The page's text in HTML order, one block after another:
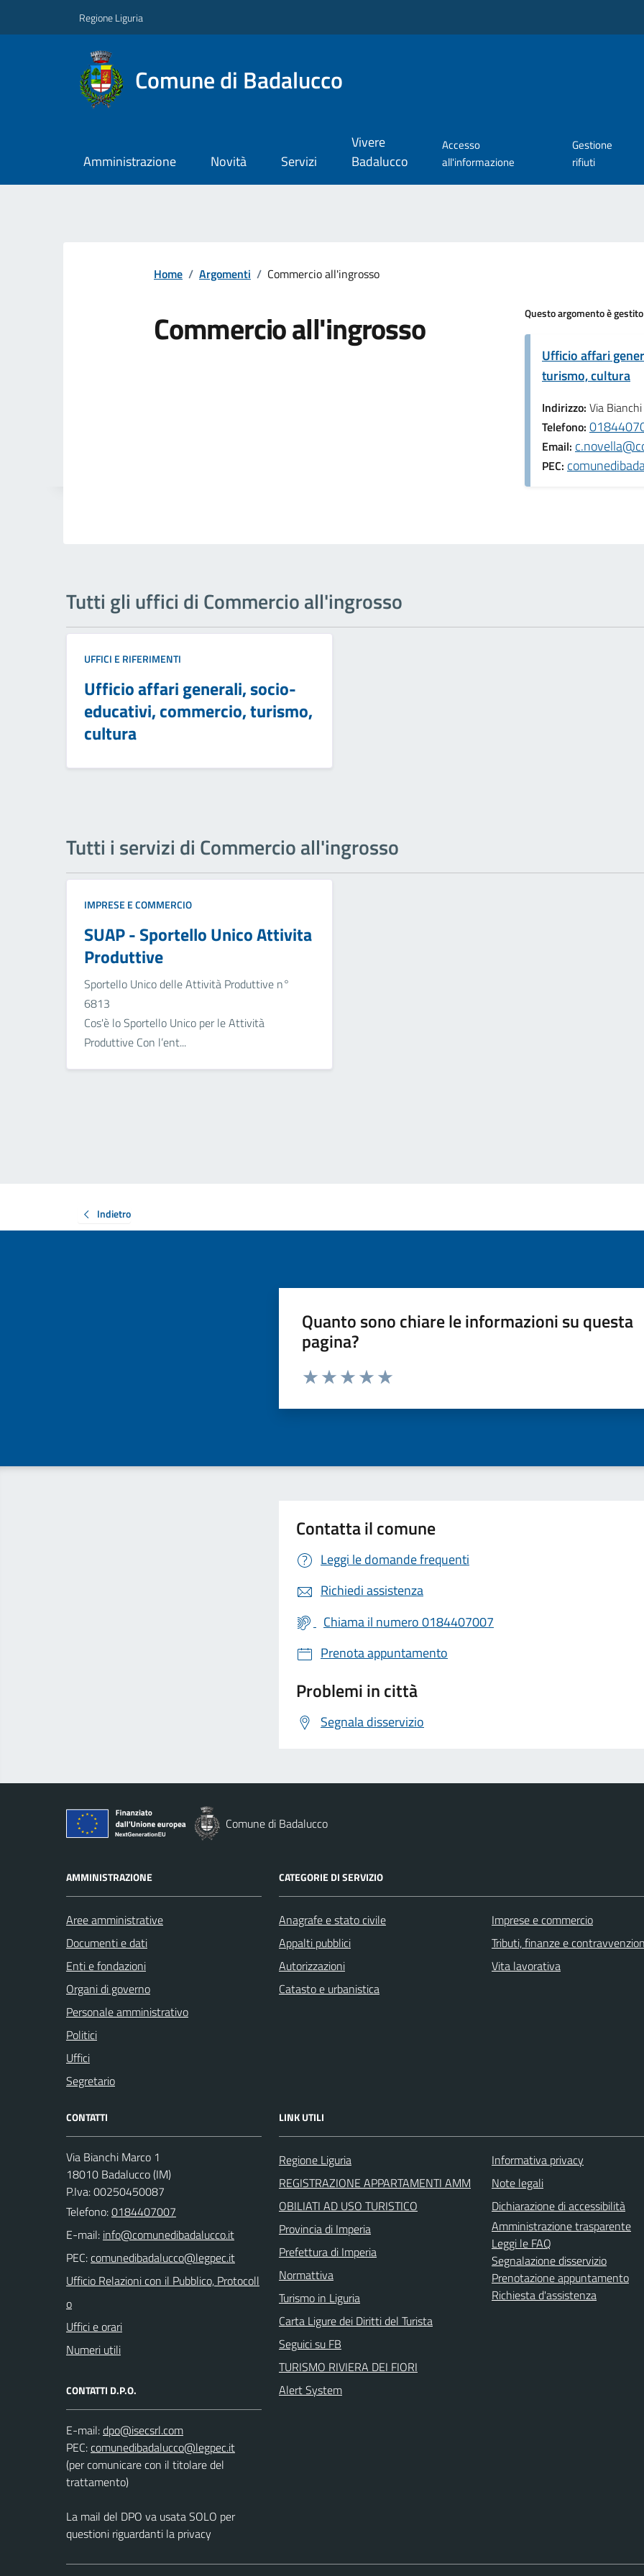
Regione Liguria
Comune di Badalucco
Amministrazione Novità Servizi
Vivere
Badalucco
Accesso
all'informazione
Gestione
rifiuti
Home / Argomenti / Commercio all'ingrosso
Commercio all'ingrosso Questo argomento è
Ufficio affari
turismo, cultura
Indirizzo: Via
Telefono:
Email:
PEC:
Tutti gli uffici di Commercio all'ingrosso
UFFICI E RIFERIMENTI
Ufficio affari generali, socio-
educativi, commercio, turismo,
cultura
Tutti i servizi di Commercio all'ingrosso
IMPRESE E COMMERCIO
SUAP - Sportello Unico Attivita
Produttive
Sportello Unico delle Attività Produttive n°
6813
Cos'è lo Sportello Unico per le Attività
Produttive Con l’ent...
Indietro
Quanto sono chiare le informazioni su questa
pagina?
Valuta da 1 a 5 stelle la pagina
Contatta il comune
Leggi le domande frequenti
Richiedi assistenza
Chiama il numero 0184407007
Prenota appuntamento
Problemi in città
Segnala disservizio
Comune di Badalucco
AMMINISTRAZIONE
Aree amministrative
Documenti e dati
Enti e fondazioni
Organi di governo
Personale amministrativo
Politici
Uffici
Segretario
CATEGORIE DI SERVIZIO
Anagrafe e stato civile
Appalti pubblici
Autorizzazioni
Catasto e urbanistica
Imprese e commercio
Tributi, finanze e
Vita lavorativa
CONTATTI
Via Bianchi Marco 1
18010 Badalucco (IM)
P.Iva: 00250450087
Telefono:0184407007
E-mail:
PEC:
Ufficio Relazioni con il Pubblico, Protocoll
o
Uffici e orari
Numeri utili
CONTATTI D.P.O.
E-mail:
PEC:
(per comunicare con il titolare del
trattamento)
La mail del DPO va usata SOLO per
questioni riguardanti la privacy
LINK UTILI
Regione Liguria
REGISTRAZIONE APPARTAMENTI AMM
OBILIATI AD USO TURISTICO
Provincia di Imperia
Prefettura di Imperia
Normattiva
Turismo in Liguria
Carta Ligure dei Diritti del Turista
Seguici su FB
TURISMO RIVIERA DEI FIORI
Alert System
Informativa privacy
Note legali
Dichiarazione di accessibilità
Amministrazione trasparente
Leggi le FAQ
Segnalazione disservizio
Prenotazione appuntamento
Richiesta d'assistenza